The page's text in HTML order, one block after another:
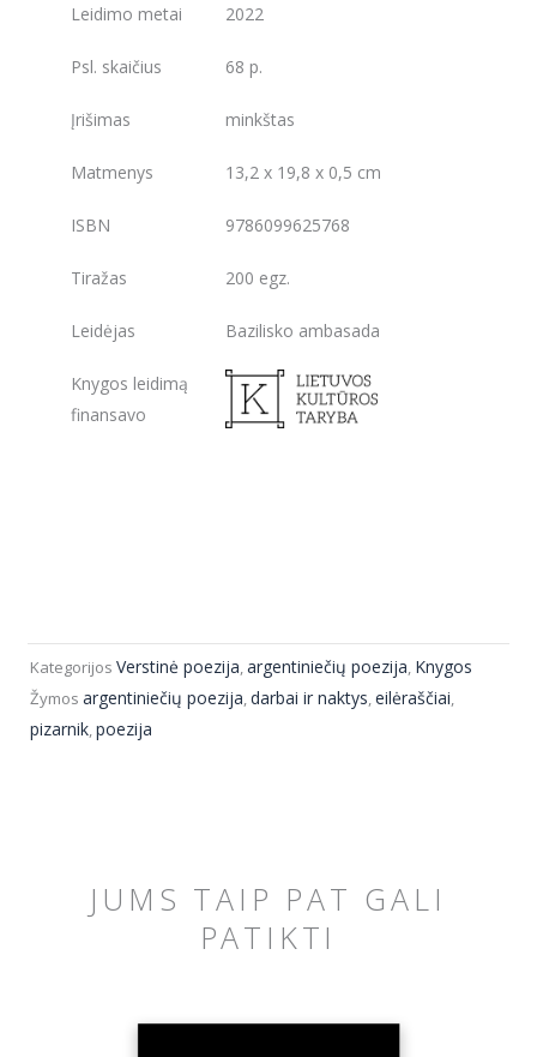
Leidimo metai 2022
Psl. skaičius 68 p.
Įrišimas minkštas
Matmenys 13,2 x 19,8 x 0,5 cm
ISBN 9786099625768
Tiražas 200 egz.
Leidėjas Bazilisko ambasada
Knygos leidimą
finansavo
Kategorijos Verstinė poezija,argentiniečių poezija, Knygos
Žymos argentiniečių poezija,darbai ir naktys,eilėraščiai,
pizarnik,poezija
JUMS TAIP PAT GALI
PATIKTI